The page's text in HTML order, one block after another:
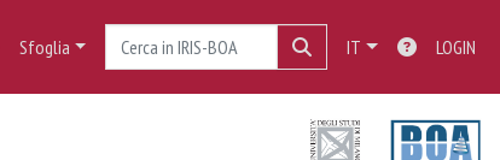
Sfoglia IT LOGIN